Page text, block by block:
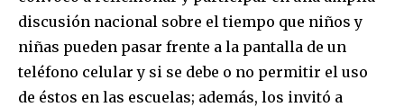
discusión nacional sobre el tiempo que niños y
niñas pueden pasar frente a la pantalla de un
teléfono celular y si se debe o no permitir el uso
de éstos en las escuelas; además, los invitó a